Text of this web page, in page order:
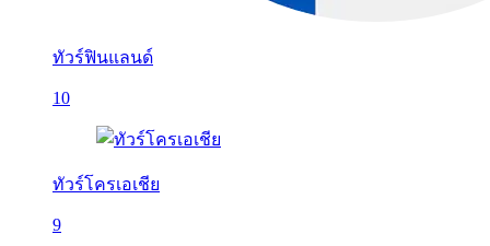
ทัวร์ฟินแลนด์
10
ทัวร์โครเอเชีย
9